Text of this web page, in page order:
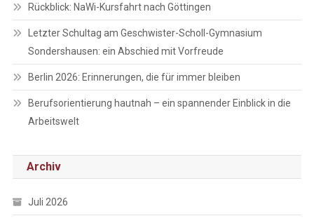
Rückblick: NaWi-Kursfahrt nach Göttingen
Letzter Schultag am Geschwister-Scholl-Gymnasium
Sondershausen: ein Abschied mit Vorfreude
Berlin 2026: Erinnerungen, die für immer bleiben
Berufsorientierung hautnah – ein spannender Einblick in die
Arbeitswelt
Archiv
Juli 2026